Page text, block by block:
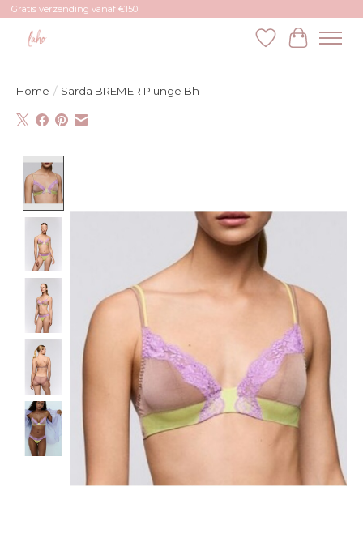
Gratis verzending vanaf €150
Verlanglijst
Home / Sarda BREMER Plunge Bh